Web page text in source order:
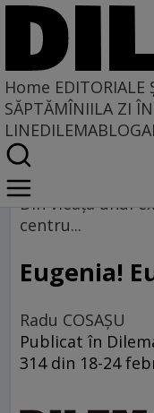
Home EDITORIALE
SĂPTĂMÎNIILA ZI
LINEDILEMABLOG
Home
La centru şi la
Din vieaţa unui
centru...
Eugenia!
Radu COSAŞU
Publicat în
314 din 18-24